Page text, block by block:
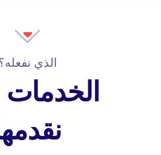
الذي
الخدمات